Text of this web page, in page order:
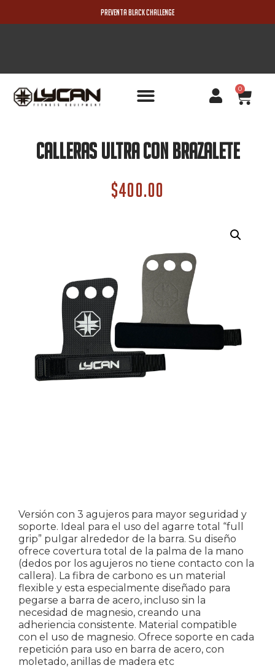
PREVENTA BLACK CHALLENGE
0
Calleras Ultra Con Brazalete
$400.00
Versión con 3 agujeros para mayor seguridad y
soporte. Ideal para el uso del agarre total “full
grip” pulgar alrededor de la barra. Su diseño
ofrece covertura total de la palma de la mano
(dedos por los agujeros no tiene contacto con la
callera). La fibra de carbono es un material
flexible y esta especialmente diseñado para
pegarse a barra de acero, incluso sin la
necesidad de magnesio, creando una
adheriencia consistente. Material compatible
con el uso de magnesio. Ofrece soporte en cada
repetición para uso en barra de acero, con
moletado, anillas de madera etc